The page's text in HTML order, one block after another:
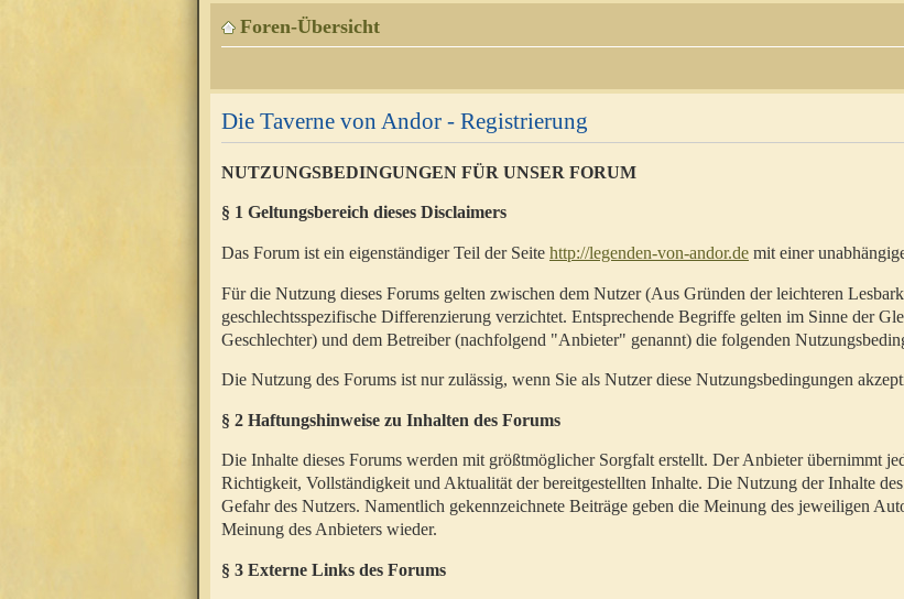
Foren-Übersicht
Die Taverne von Andor - Registrierung
NUTZUNGSBEDINGUNGEN FÜR UNSER FORUM
§ 1 Geltungsbereich dieses Disclaimers
Das Forum ist ein eigenständiger Teil der Seite http://legenden-von-andor.de mit einer
Für die Nutzung dieses Forums gelten zwischen dem Nutzer (Aus Gründen der leichteren
geschlechtsspezifische Differenzierung verzichtet. Entsprechende Begriffe gelten im Sinne der
Geschlechter) und dem Betreiber (nachfolgend "Anbieter" genannt) die folgenden
Die Nutzung des Forums ist nur zulässig, wenn Sie als Nutzer diese Nutzungsbedingungen
§ 2 Haftungshinweise zu Inhalten des Forums
Die Inhalte dieses Forums werden mit größtmöglicher Sorgfalt erstellt. Der Anbieter übernimmt
Richtigkeit, Vollständigkeit und Aktualität der bereitgestellten Inhalte. Die Nutzung der Inhalte
Gefahr des Nutzers. Namentlich gekennzeichnete Beiträge geben die Meinung des jeweiligen
Meinung des Anbieters wieder.
§ 3 Externe Links des Forums